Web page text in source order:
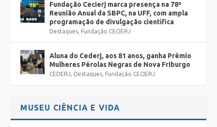
Fundação Cecierj marca presença na 78ª
Reunião Anual da SBPC, na UFF, com ampla
programação de divulgação científica
Destaques, Fundação CECIERJ
Aluna do Cederj, aos 81 anos, ganha Prêmio
Mulheres Pérolas Negras de Nova Friburgo
CEDERJ, Destaques, Fundação CECIERJ
MUSEU CIÊNCIA E VIDA